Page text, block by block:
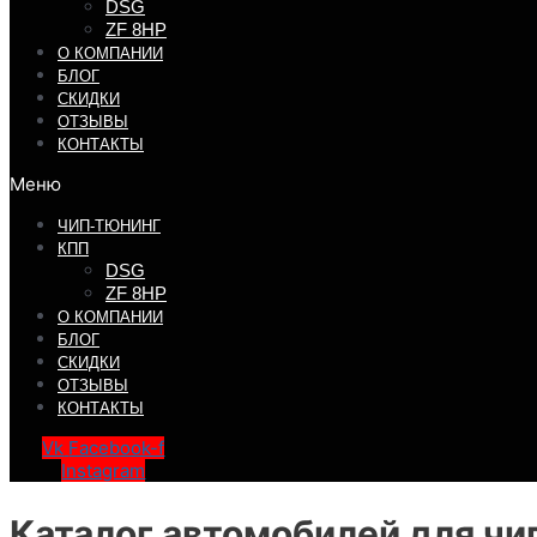
DSG
ZF 8HP
О КОМПАНИИ
БЛОГ
СКИДКИ
ОТЗЫВЫ
КОНТАКТЫ
Меню
ЧИП-ТЮНИНГ
КПП
DSG
ZF 8HP
О КОМПАНИИ
БЛОГ
СКИДКИ
ОТЗЫВЫ
КОНТАКТЫ
Vk Facebook-f
Instagram